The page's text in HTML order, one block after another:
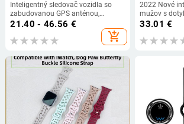
Inteligentný sledovač vozidla so
zabudovanou GPS anténou,
presnosť GPS ≤ 5 m, vodeodolný,
alarmné režimy: vibrácie, výpadok
napájania, pohyb, geofence a
anténa; presnosť ≤5 m; vodeodolný;
alarmné režimy: vibrácie, výpado
21.40 - 46.56 €
add_shopping_cart
2022 Nové
mužov s
športové
vodotesné,
iOS,
33.01 €